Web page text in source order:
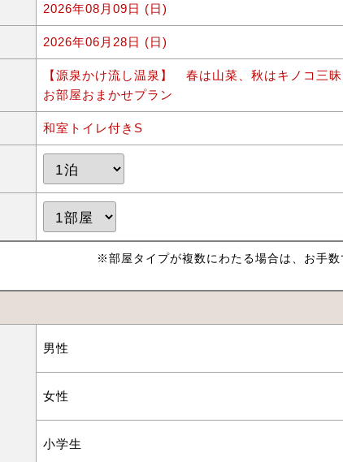
2026年08月09日 (日)
2026年06月28日 (日)
【源泉かけ流し温泉】 春は山菜、秋はキノコ三昧
お部屋おまかせプラン
和室トイレ付きS
※部屋タイプが複数にわたる場合は、お手数
男性
女性
小学生